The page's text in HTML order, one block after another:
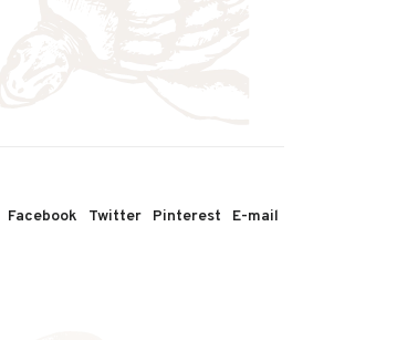
Facebook Twitter Pinterest E-mail